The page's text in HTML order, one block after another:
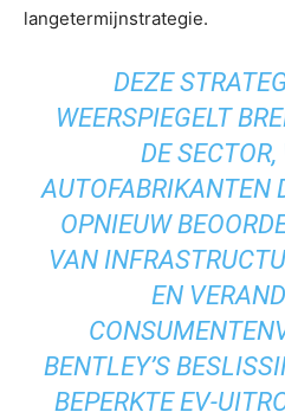
langetermijnstrategie.
DEZE
WEERSPIEGELT
DE
AUTOFABRIKANTEN
OPNIEUW
VAN
EN
BENTLEY’S
BEPERKTE EV-